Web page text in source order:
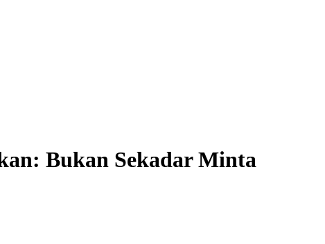
Bukan Sekadar Minta